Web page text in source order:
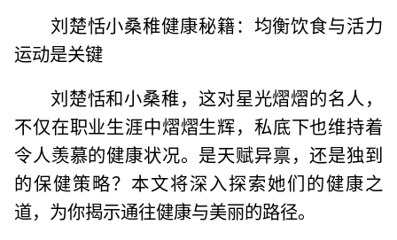
刘楚恬小桑稚健康秘籍：均衡饮食与活力
运动是关键
刘楚恬和小桑稚，这对星光熠熠的名人，
不仅在职业生涯中熠熠生辉，私底下也维持着
令人羡慕的健康状况。是天赋异禀，还是独到
的保健策略？本文将深入探索她们的健康之
道，为你揭示通往健康与美丽的路径。